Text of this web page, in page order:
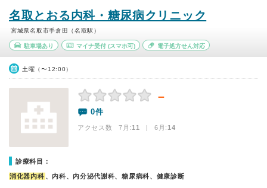
名取とおる内科・糖尿病クリニック
宮城県名取市手倉田（名取駅）
駐車場あり マイナ受付(スマホ可) 電子処方せん対応
土曜（〜12:00）
－
0件
アクセス数 7月:11 | 6月:14
診療科目：
消化器内科 、内科、内分泌代謝科、糖尿病科、健康診断